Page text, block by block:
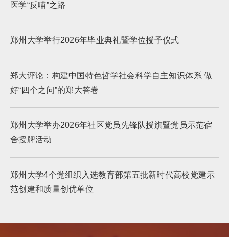
医学“反哺”之路
郑州大学举行2026年毕业典礼暨学位授予仪式
郑大评论：构建中国特色哲学社会科学自主知识体系 做
好“四个之问”的郑大答卷
郑州大学举办2026年社区党员先锋队授旗暨党员示范宿
舍授牌活动
郑州大学4个党组织入选教育部第五批新时代高校党建示
范创建和质量创优单位